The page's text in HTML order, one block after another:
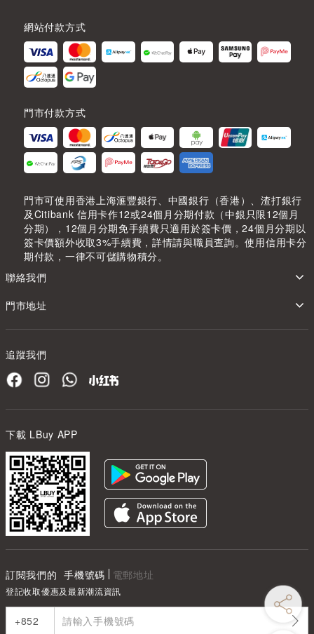
網站付款方式
門市付款方式
門市可使用香港上海滙豐銀行、中國銀行（香港）、渣打銀行
及Citibank 信用卡作12或24個月分期付款（中銀只限12個月
分期），12個月分期免手續費只適用於簽卡價，24個月分期以
簽卡價額外收取3%手續費，詳情請與職員查詢。使用信用卡分
期付款，一律不可儲購物積分。
聯絡我們
門市地址
追蹤我們
下載 LBuy APP
訂閱我們的 手機號碼 電郵地址
登記收取優惠及最新潮流資訊